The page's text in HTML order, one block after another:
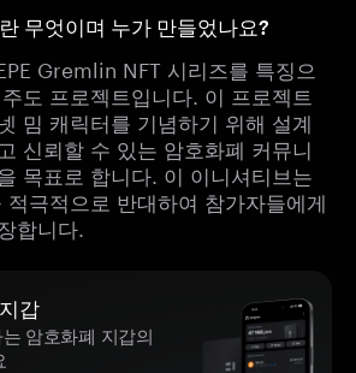
무엇이며 누가 만들었나요?
Gremlin NFT 시리즈를 특징으
도 프로젝트입니다. 이 프로젝트
밈 캐릭터를 기념하기 위해 설계
신뢰할 수 있는 암호화폐 커뮤니
목표로 합니다. 이 이니셔티브는
극적으로 반대하여 참가자들에게
합니다.
갑
암호화폐 지갑의